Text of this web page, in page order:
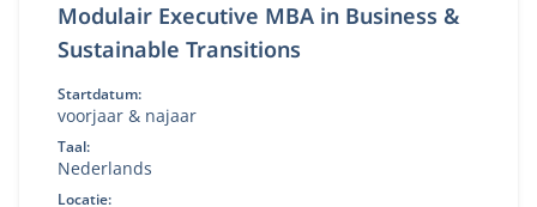
Modulair Executive MBA in Business &
Sustainable Transitions
Startdatum:
voorjaar & najaar
Taal:
Nederlands
Locatie: